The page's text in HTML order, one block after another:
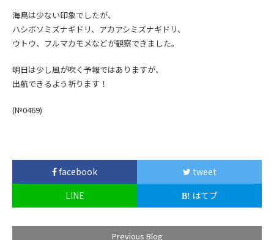
海鳥は少ない印象でしたが、
ハシボソミズナギドリ、アカアシミズナギドリ、
ウトウ、フルマカモメなどが観察できました。
明日は少し風が吹く予報ではありますが、
出航できるよう祈ります！
(№0469)
facebook
tweet
LINE
はてブ
Previous Blog